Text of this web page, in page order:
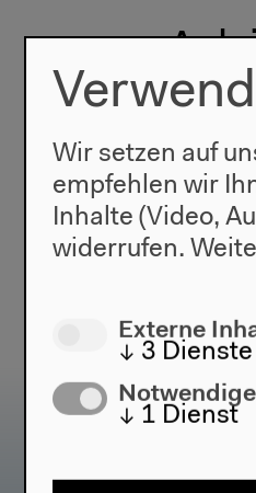
Wir setzen auf
empfehlen wir
Inhalte (Video,
widerrufen.
Externe
↓ 3 Dienste
Notwendige
↓ 1 Dienst